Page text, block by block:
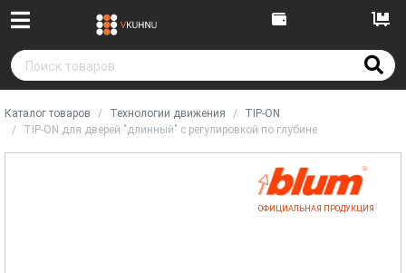
Каталог товаров Технологии движения
TIP-ON
TIP-ON для дверей "длинный" с регулировкой по глубине
ОФИЦИАЛЬНАЯ ПРОДУКЦИЯ